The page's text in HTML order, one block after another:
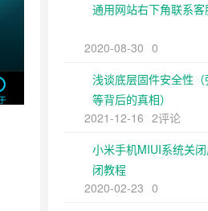
通用网站右下角联系
2020-08-30 0
浅谈底层固件安全性
等背后的真相）
2021-12-16 2评论
小米手机MIUI系统关
闭教程
2020-02-23 0